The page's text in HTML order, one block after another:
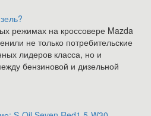
режимах на кроссовере Mazda
не только потребительские
лидеров класса, но и
бензиновой и дизельной